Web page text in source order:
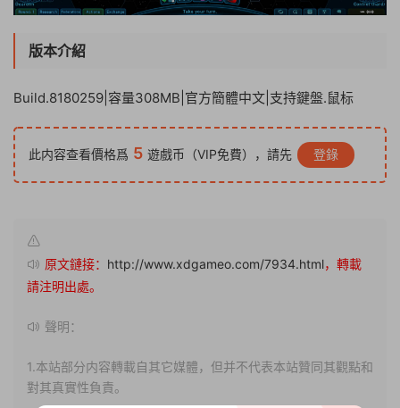
版本介紹
Build.8180259|容量308MB|官方簡體中文|支持鍵盤.鼠标
此内容查看價格爲 5 遊戲币（VIP免費），請先 登錄
原文鏈接： http://www.xdgameo.com/7934.html，轉載
請注明出處。
聲明：
1.本站部分内容轉載自其它媒體，但并不代表本站贊同其觀點和
對其真實性負責。